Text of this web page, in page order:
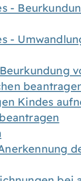
-
-
Kindes